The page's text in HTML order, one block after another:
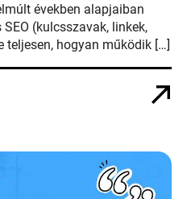
években alapjaiban
(kulcsszavak, linkek,
teljesen, hogyan működik […]